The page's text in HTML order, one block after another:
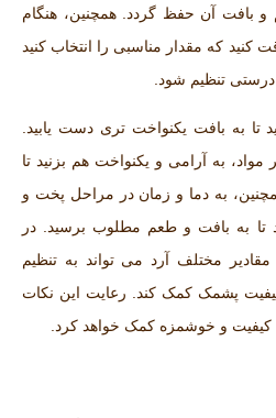
بافت آن حفظ گردد. همچنین، هنگام
کنید که مقدار مناسبی را انتخاب کنید
تنظیم شود.
تا به بافت یکنواخت ‌تری دست یابید.
به آرامی و یکنواخت هم بزنید تا
به دما و زمان در مراحل پخت و
تا به بافت و طعم مطلوب برسید. در
مختلف آرد می ‌تواند به تنظیم
پشمک کمک کند. رعایت این نکات
کیفیت و خوشمزه کمک خواهد کرد.